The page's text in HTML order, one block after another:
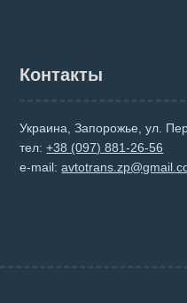
Контакты
Украина, Запорожье, ул.
тел:+38 (097) 881-26-56
e-mail: